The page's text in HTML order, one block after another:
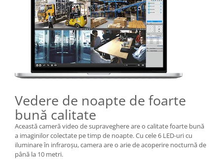
Vedere de noapte de foarte
bună calitate
Această cameră video de supraveghere are o calitate foarte bună
a imaginilor colectate pe timp de noapte. Cu cele 6 LED-uri cu
iluminare în infraroșu, camera are o arie de acoperire nocturnă de
până la 10 metri.